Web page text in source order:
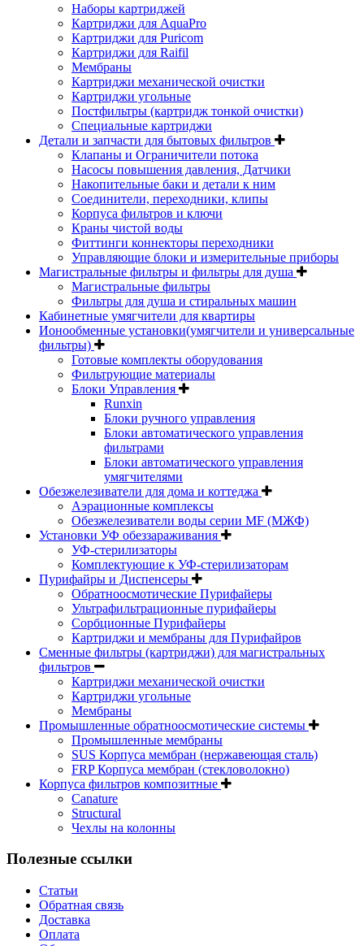
Наборы картриджей
Картриджи для AquaPro
Картриджи для Puricom
Картриджи для Raifil
Мембраны
Картриджи механической очистки
Картриджи угольные
Постфильтры (картридж тонкой очистки)
Специальные картриджи
Детали и запчасти для бытовых фильтров
Клапаны и Ограничители потока
Насосы повышения давления, Датчики
Накопительные баки и детали к ним
Соединители, переходники, клипы
Корпуса фильтров и ключи
Краны чистой воды
Фиттинги коннекторы переходники
Управляющие блоки и измерительные приборы
Магистральные фильтры и фильтры для душа
Магистральные фильтры
Фильтры для душа и стиральных машин
Кабинетные умягчители для квартиры
Ионообменные установки(умягчители и универсальные
фильтры)
Готовые комплекты оборудования
Фильтрующие материалы
Блоки Управления
Runxin
Блоки ручного управления
Блоки автоматического управления
фильтрами
Блоки автоматического управления
умягчителями
Обезжелезиватели для дома и коттеджа
Аэрационные комплексы
Обезжелезиватели воды серии MF (МЖФ)
Установки УФ обеззараживания
УФ-стерилизаторы
Комплектующие к УФ-стерилизаторам
Пурифайры и Диспенсеры
Обратноосмотические Пурифайеры
Ультрафильтрационные пурифайеры
Сорбционные Пурифайеры
Картриджи и мембраны для Пурифайров
Сменные фильтры (картриджи) для магистральных
фильтров
Картриджи механической очистки
Картриджи угольные
Мембраны
Промышленные обратноосмотические системы
Промышленные мембраны
SUS Корпуса мембран (нержавеющая сталь)
FRP Корпуса мембран (стекловолокно)
Корпуса фильтров композитные
Canature
Structural
Чехлы на колонны
Полезные ссылки
Статьи
Обратная связь
Доставка
Оплата